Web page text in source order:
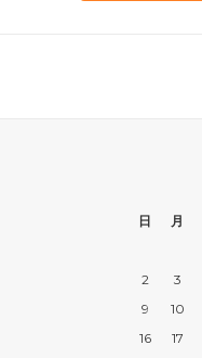
日
月
2
3
9
10
16
17